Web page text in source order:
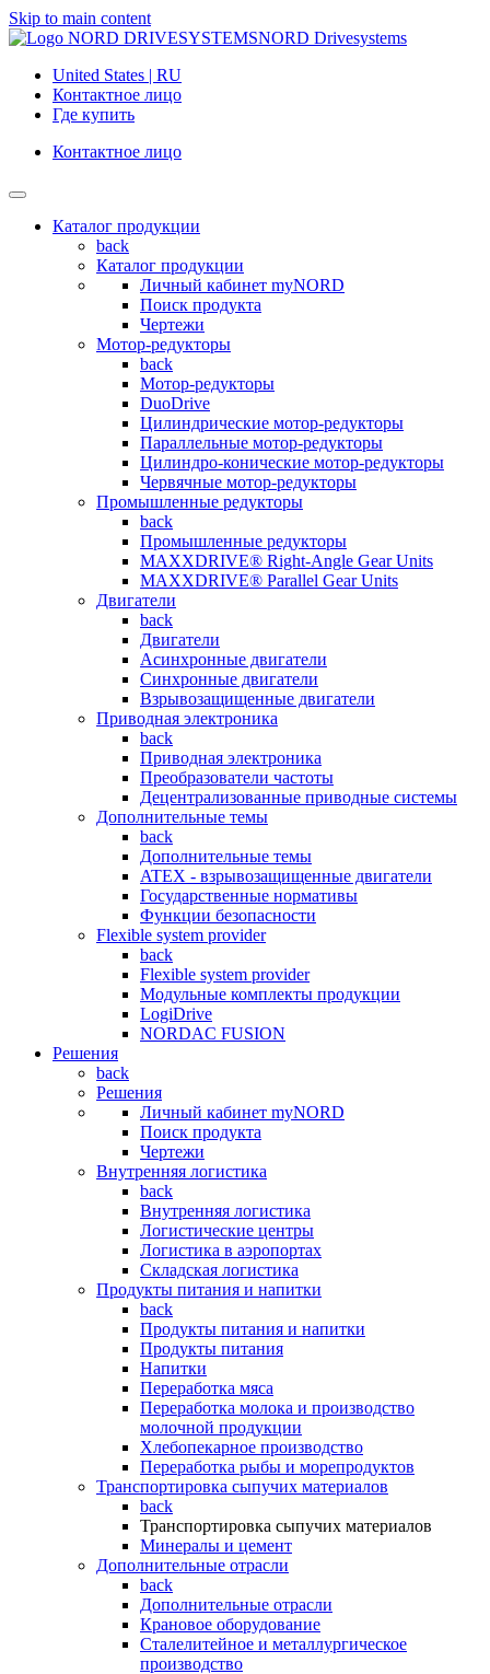
Skip to main content
NORD Drivesystems
United States | RU
Контактное лицо
Где купить
Контактное лицо
Каталог продукции
back
Каталог продукции
Личный кабинет myNORD
Поиск продукта
Чертежи
Мотор-редукторы
back
Мотор-редукторы
DuoDrive
Цилиндрические мотор-редукторы
Параллельные мотор-редукторы
Цилиндро-конические мотор-редукторы
Червячные мотор-редукторы
Промышленные редукторы
back
Промышленные редукторы
MAXXDRIVE® Right-Angle Gear Units
MAXXDRIVE® Parallel Gear Units
Двигатели
back
Двигатели
Асинхронные двигатели
Синхронные двигатели
Взрывозащищенные двигатели
Приводная электроника
back
Приводная электроника
Преобразователи частоты
Децентрализованные приводные системы
Дополнительные темы
back
Дополнительные темы
ATEX - взрывозащищенные двигатели
Государственные нормативы
Функции безопасности
Flexible system provider
back
Flexible system provider
Модульные комплекты продукции
LogiDrive
NORDAC FUSION
Решения
back
Решения
Личный кабинет myNORD
Поиск продукта
Чертежи
Внутренняя логистика
back
Внутренняя логистика
Логистические центры
Логистика в аэропортах
Складская логистика
Продукты питания и напитки
back
Продукты питания и напитки
Продукты питания
Напитки
Переработка мяса
Переработка молока и производство
молочной продукции
Хлебопекарное производство
Переработка рыбы и морепродуктов
Транспортировка сыпучих материалов
back
Транспортировка сыпучих материалов
Минералы и цемент
Дополнительные отрасли
back
Дополнительные отрасли
Крановое оборудование
Сталелитейное и металлургическое
производство